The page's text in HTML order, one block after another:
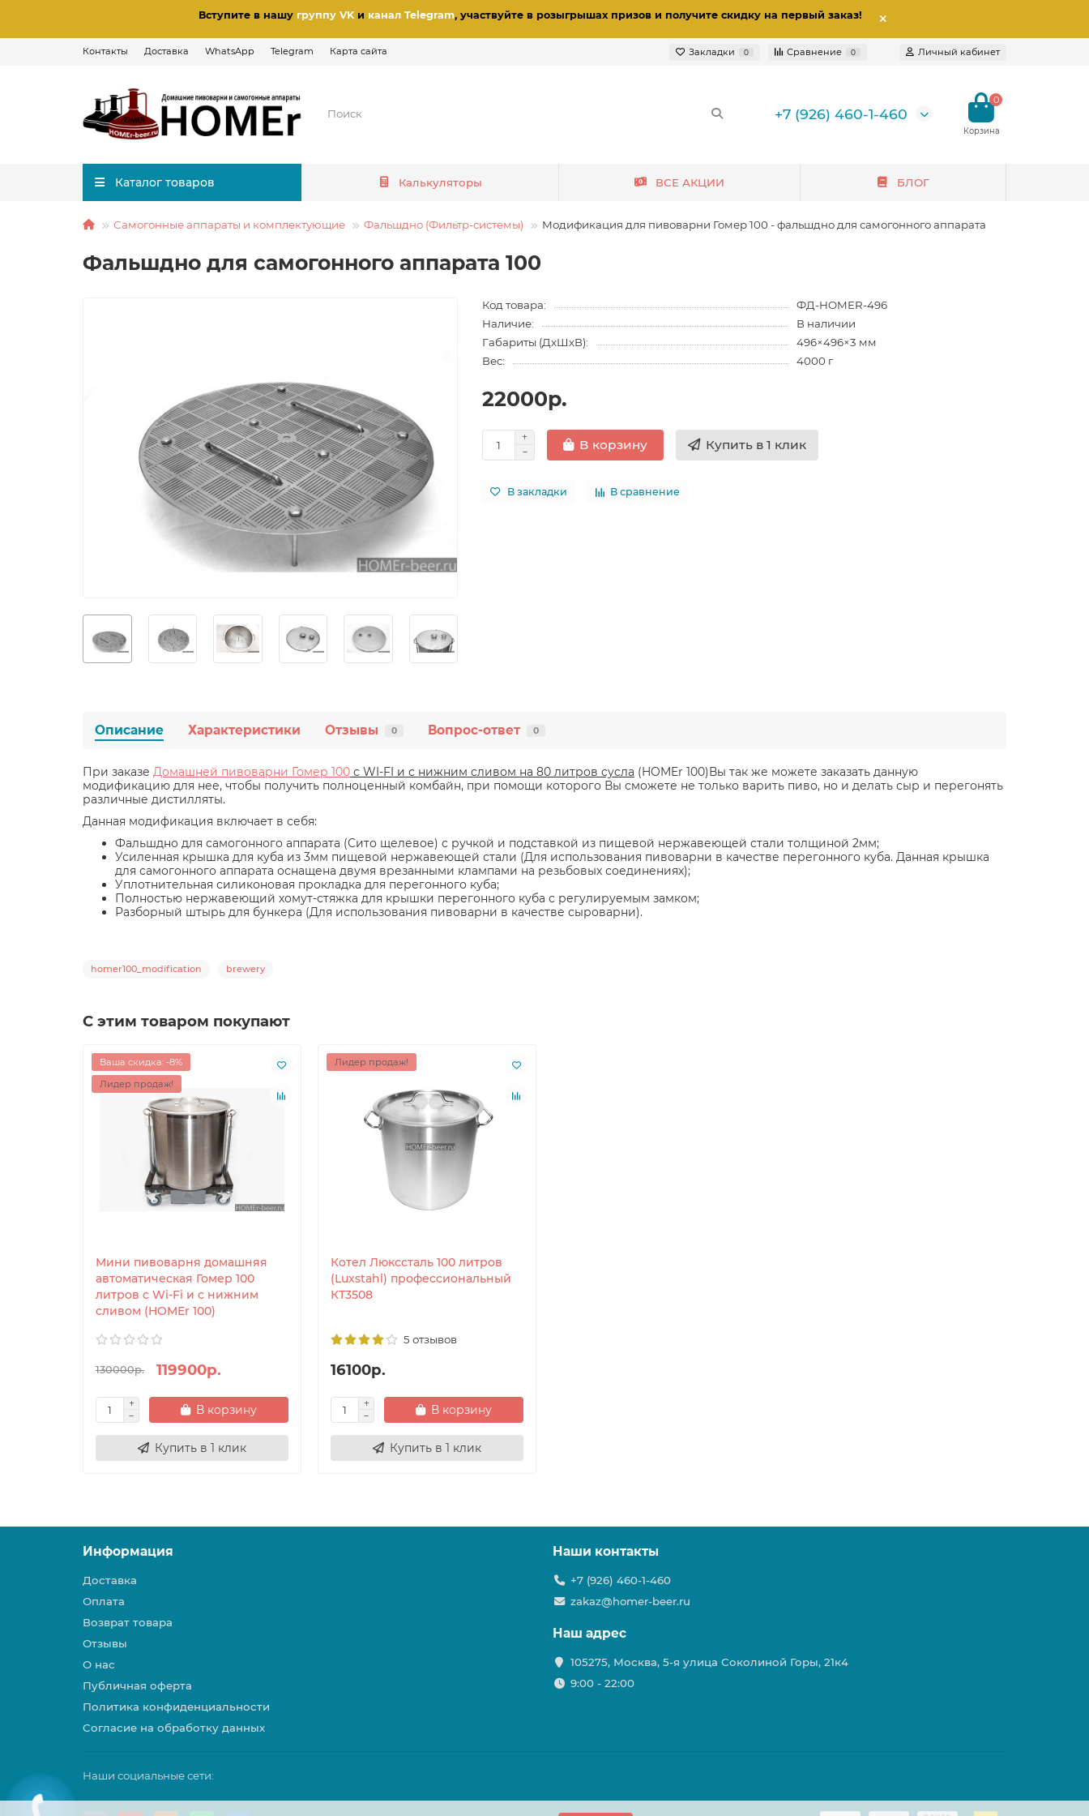
Вступите в нашу группу VKи канал Telegram, участвуйте в розыгрышах призов и получите скидку на первый заказ!
Контакты Доставка WhatsApp Telegram Карта сайта Закладки 0 Сравнение 0 Личный кабинет
+7 (926) 460-1-460
0
Каталог товаров Калькуляторы ВСЕ АКЦИИ БЛОГ
Самогонные аппараты и комплектующие Фальшдно (Фильтр-системы) Модификация для пивоварни Гомер 100 - фальшдно для самогонного аппарата
Фальшдно для самогонного аппарата 100
Код товара:
ФД-HOMER-496
Наличие:
В наличии
Габариты (ДхШхВ):
496×496×3 мм
Вес:
4000 г
22000р.
В корзину Купить в 1 клик
В закладки В сравнение
Описание Характеристики Отзывы 0 Вопрос-ответ 0
При заказе Домашней пивоварни Гомер 100 с WI-FI и с нижним сливом на 80 литров сусла (HOMEr 100)Вы так же можете заказать данную
модификацию для нее, чтобы получить полноценный комбайн, при помощи которого Вы сможете не только варить пиво, но и делать сыр и перегонять
различные дистилляты.
Данная модификация включает в себя:
Фальшдно для самогонного аппарата (Сито щелевое) с ручкой и подставкой из пищевой нержавеющей стали толщиной 2мм;
Усиленная крышка для куба из 3мм пищевой нержавеющей стали (Для использования пивоварни в качестве перегонного куба. Данная крышка
для самогонного аппарата оснащена двумя врезанными клампами на резьбовых соединениях);
Уплотнительная силиконовая прокладка для перегонного куба;
Полностью нержавеющий хомут-стяжка для крышки перегонного куба с регулируемым замком;
Разборный штырь для бункера (Для использования пивоварни в качестве сыроварни).
homer100_modification brewery
С этим товаром покупают
Ваша скидка: -8%
Лидер продаж!
Мини пивоварня домашняя
автоматическая Гомер 100
литров с Wi-Fi и с нижним
сливом (HOMEr 100)
130000р. 119900р.
В корзину
Купить в 1 клик
Лидер продаж!
Котел Люкссталь 100 литров
(Luxstahl) профессиональный
КТ3508
5 отзывов
16100р.
В корзину
Купить в 1 клик
Информация
Доставка
Оплата
Возврат товара
Отзывы
О нас
Публичная оферта
Политика конфиденциальности
Согласие на обработку данных
Наши контакты
+7 (926) 460-1-460
zakaz@homer-beer.ru
Наш адрес
105275, Москва, 5-я улица Соколиной Горы, 21к4
9:00 - 22:00
Наши социальные сети: